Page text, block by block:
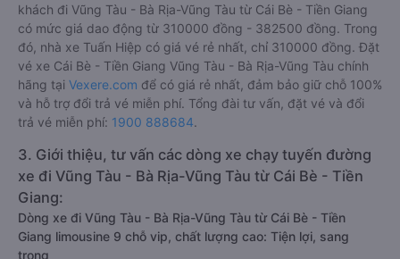
khách đi Vũng Tàu - Bà Rịa-Vũng Tàu từ Cái Bè - Tiền Giang
có mức giá dao động từ 310000 đồng - 382500 đồng. Trong
đó, nhà xe Tuấn Hiệp có giá vé rẻ nhất, chỉ 310000 đồng. Đặt
vé xe Cái Bè - Tiền Giang Vũng Tàu - Bà Rịa-Vũng Tàu chính
hãng tại Vexere.com để có giá rẻ nhất, đảm bảo giữ chỗ 100%
và hỗ trợ đổi trả vé miễn phí. Tổng đài tư vấn, đặt vé và đổi
trả vé miễn phí: 1900 888684.
3. Giới thiệu, tư vấn các dòng xe chạy tuyến đường
xe đi Vũng Tàu - Bà Rịa-Vũng Tàu từ Cái Bè - Tiền
Giang:
Dòng xe đi Vũng Tàu - Bà Rịa-Vũng Tàu từ Cái Bè - Tiền
Giang limousine 9 chỗ vip, chất lượng cao: Tiện lợi, sang
trọng